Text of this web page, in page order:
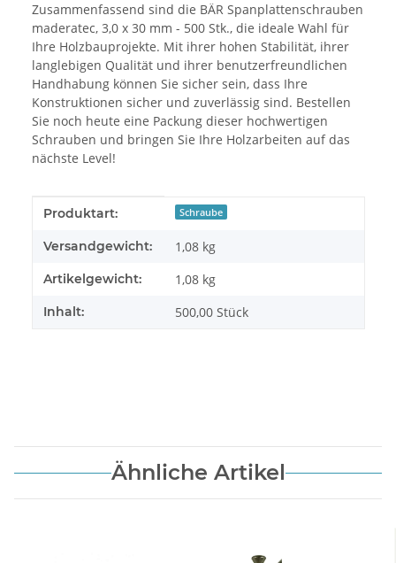
Zusammenfassend sind die BÄR Spanplattenschrauben
maderatec, 3,0 x 30 mm - 500 Stk., die ideale Wahl für
Ihre Holzbauprojekte. Mit ihrer hohen Stabilität, ihrer
langlebigen Qualität und ihrer benutzerfreundlichen
Handhabung können Sie sicher sein, dass Ihre
Konstruktionen sicher und zuverlässig sind. Bestellen
Sie noch heute eine Packung dieser hochwertigen
Schrauben und bringen Sie Ihre Holzarbeiten auf das
nächste Level!
Produkteigenschaft
Wert
Produktart: Schraube
Versandgewicht: 1,08 kg
Artikelgewicht: 1,08 kg
Inhalt: 500,00 Stück
Ähnliche Artikel